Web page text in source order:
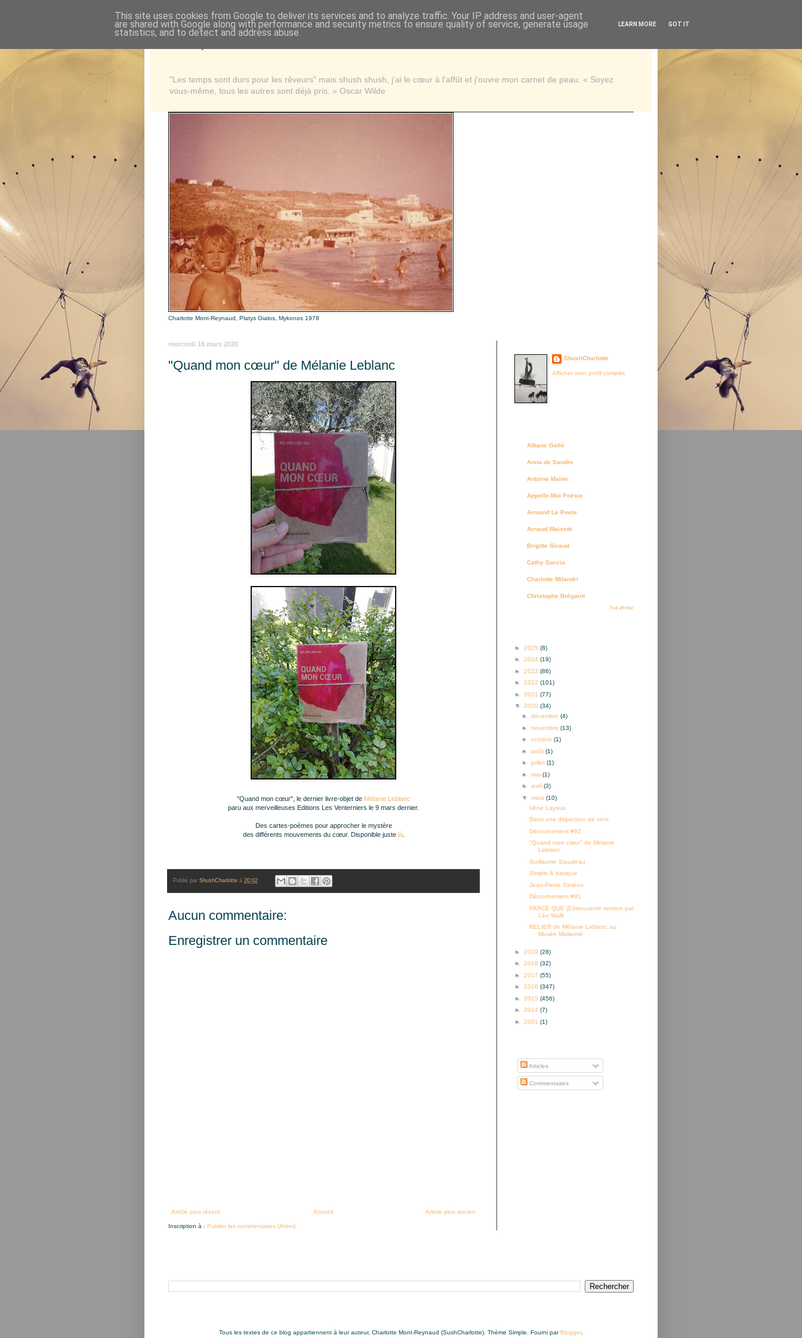
"Les temps sont durs pour les rêveurs" mais shush shush, j'ai le cœur à l'affût et j'ouvre mon carnet de peau. « Soyez
vous-même, tous les autres sont déjà pris. » Oscar Wilde
Charlotte Mont-Reynaud, Platys Gialos, Mykonos 1978
mercredi 18 mars 2020
"Quand mon cœur" de Mélanie Leblanc
"Quand mon cœur", le dernier livre-objet de Mélanie Leblanc
paru aux merveilleuses Editions Les Venterniers le 9 mars dernier.
Des cartes-poèmes pour approcher le mystère
des différents mouvements du cœur. Disponible juste là.
Publié par ShushCharlotte à 20:02
Aucun commentaire:
Enregistrer un commentaire
Article plus récent Article plus ancien
Accueil
Inscription à : Publier les commentaires (Atom)
ShushCharlotte
Afficher mon profil complet
Albane Gellé
Anna de Sandre
Antoine Maine
Appelle-Moi Poésie
Armand Le Poete
Arnaud Maisetti
Brigitte Giraud
Cathy Garcia
Charlotte Milandri
Christophe Brégaint
Tout afficher
► 2025 (8)
► 2024 (19)
► 2023 (86)
► 2022 (101)
► 2021 (77)
▼ 2020 (34)
► décembre (4)
► novembre (13)
► octobre (1)
► août (1)
► juillet (1)
► mai (1)
► avril (3)
▼ mars (10)
Irène Layous
Dans une dispersion de vent
Détournement #92
"Quand mon cœur" de Mélanie
Leblanc
Guillaume Siaudeau
Simple & basique
Jean-Pierre Siméon
Détournement #91
PARCE QUE (E)mouvante version par
Léo Walk
RELIER de Mélanie Leblanc au
Musée Mallarmé
► 2019 (28)
► 2018 (32)
► 2017 (55)
► 2016 (347)
► 2015 (456)
► 2014 (7)
► 2001 (1)
Articles
Commentaires
Tous les textes de ce blog appartiennent à leur auteur, Charlotte Mont-Reynaud (SushCharlotte). Thème Simple. Fourni parBlogger.
This site uses cookies from Google to deliver its services and to analyze traffic. Your IP address and user-agent
are shared with Google along with performance and security metrics to ensure quality of service, generate usage
statistics, and to detect and address abuse.
LEARN MORE GOT IT